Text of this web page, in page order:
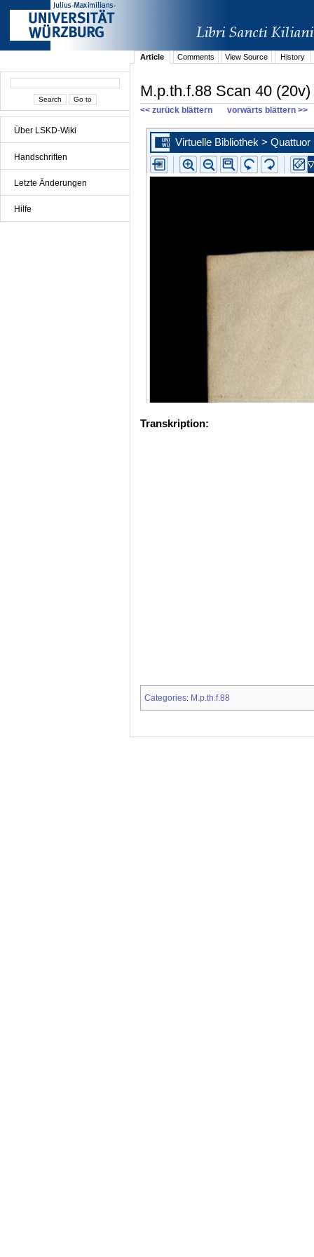
Über LSKD-Wiki
Handschriften
Letzte Änderungen
Hilfe
Article Comments View Source History
M.p.th.f.88 Scan 40 (20v)
<< zurück blättern vorwärts blättern >>
Transkription:
Categories: M.p.th.f.88